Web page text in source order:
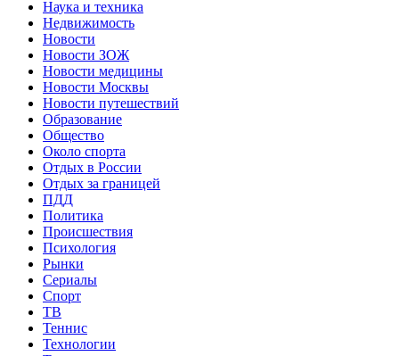
Наука и техника
Недвижимость
Новости
Новости ЗОЖ
Новости медицины
Новости Москвы
Новости путешествий
Образование
Общество
Около спорта
Отдых в России
Отдых за границей
ПДД
Политика
Происшествия
Психология
Рынки
Сериалы
Спорт
ТВ
Теннис
Технологии